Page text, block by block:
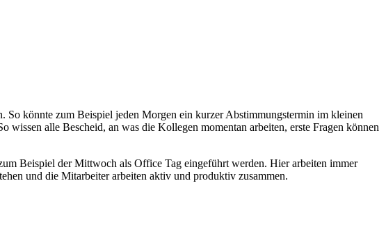
könnte zum Beispiel jeden Morgen ein kurzer Abstimmungstermin im kleinen
alle Bescheid, an was die Kollegen momentan arbeiten, erste Fragen können
Beispiel der Mittwoch als Office Tag eingeführt werden. Hier arbeiten immer
und die Mitarbeiter arbeiten aktiv und produktiv zusammen.